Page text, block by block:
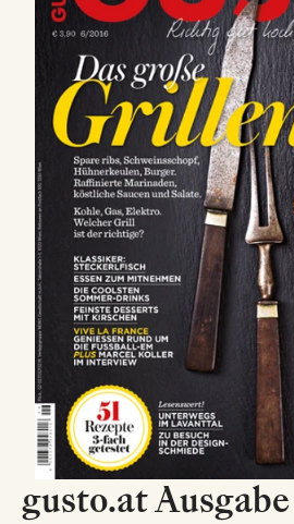
gusto.at Ausgabe